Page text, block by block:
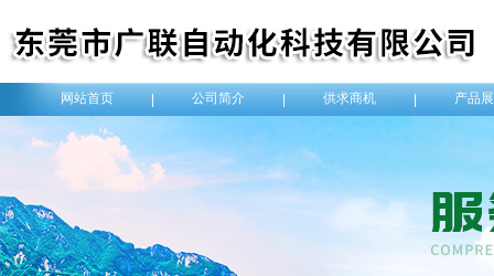
网站首页 公司简介 供求商机 产品